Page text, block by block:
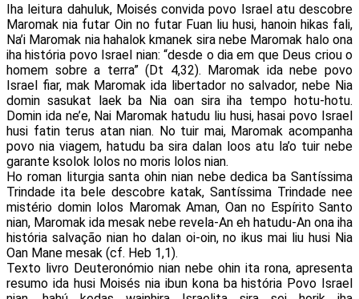
Iha leitura dahuluk, Moisés convida povo Israel atu descobre
Maromak nia futar Oin no futar Fuan liu husi, hanoin hikas fali,
Na’i Maromak nia hahalok kmanek sira nebe Maromak halo ona
iha história povo Israel nian: “desde o dia em que Deus criou o
homem sobre a terra” (Dt 4,32). Maromak ida nebe povo
Israel fiar, mak Maromak ida libertador no salvador, nebe Nia
domin sasukat laek ba Nia oan sira iha tempo hotu-hotu.
Domin ida ne’e, Nai Maromak hatudu liu husi, hasai povo Israel
husi fatin terus atan nian. No tuir mai, Maromak acompanha
povo nia viagem, hatudu ba sira dalan loos atu la’o tuir nebe
garante ksolok lolos no moris lolos nian.
Ho roman liturgia santa ohin nian nebe dedica ba Santíssima
Trindade ita bele descobre katak, Santíssima Trindade nee
mistério domin lolos Maromak Aman, Oan no Espírito Santo
nian, Maromak ida mesak nebe revela-An eh hatudu-An ona iha
história salvação nian ho dalan oi-oin, no ikus mai liu husi Nia
Oan Mane mesak (cf. Heb 1,1).
Texto livro Deuteronómio nian nebe ohin ita rona, apresenta
resumo ida husi Moisés nia ibun kona ba história Povo Israel